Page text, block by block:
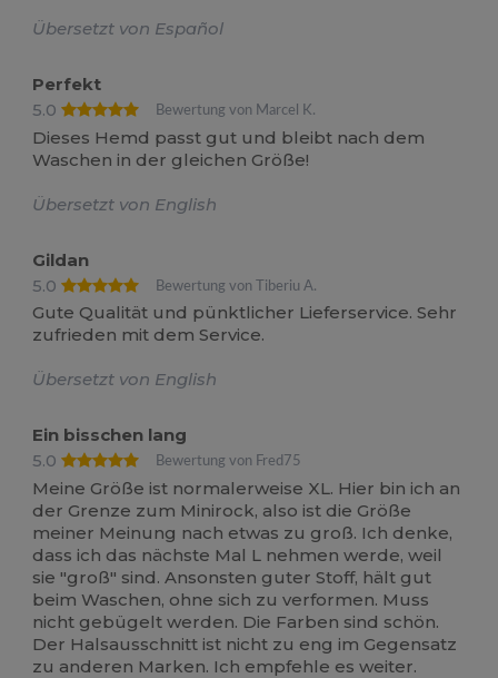
Übersetzt von Español
Perfekt
5.0
Bewertung von Marcel K.
Dieses Hemd passt gut und bleibt nach dem
Waschen in der gleichen Größe!
Übersetzt von English
Gildan
5.0
Bewertung von Tiberiu A.
Gute Qualität und pünktlicher Lieferservice. Sehr
zufrieden mit dem Service.
Übersetzt von English
Ein bisschen lang
5.0
Bewertung von Fred75
Meine Größe ist normalerweise XL. Hier bin ich an
der Grenze zum Minirock, also ist die Größe
meiner Meinung nach etwas zu groß. Ich denke,
dass ich das nächste Mal L nehmen werde, weil
sie "groß" sind. Ansonsten guter Stoff, hält gut
beim Waschen, ohne sich zu verformen. Muss
nicht gebügelt werden. Die Farben sind schön.
Der Halsausschnitt ist nicht zu eng im Gegensatz
zu anderen Marken. Ich empfehle es weiter.